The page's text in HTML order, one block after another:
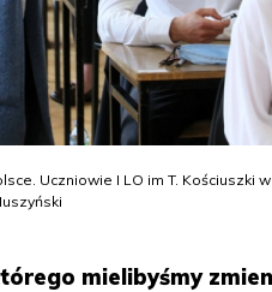
Uczniowie I LO im T. Kościuszki
mielibyśmy